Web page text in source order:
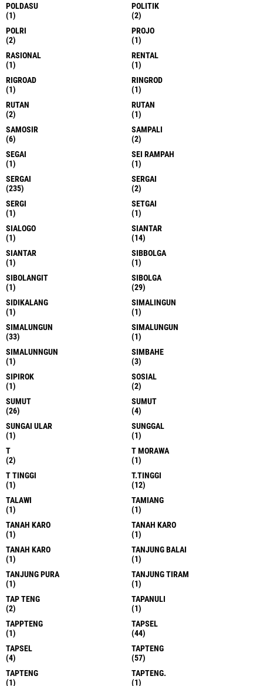
POLDASU
(1)
POLITIK
(2)
POLRI
(2)
PROJO
(1)
RASIONAL
(1)
RENTAL
(1)
RIGROAD
(1)
RINGROD
(1)
RUTAN
(2)
RUTAN
(1)
SAMOSIR
(6)
SAMPALI
(2)
SEGAI
(1)
SEI RAMPAH
(1)
SERGAI
(235)
SERGAI
(2)
SERGI
(1)
SETGAI
(1)
SIALOGO
(1)
SIANTAR
(14)
SIANTAR
(1)
SIBBOLGA
(1)
SIBOLANGIT
(1)
SIBOLGA
(29)
SIDIKALANG
(1)
SIMALINGUN
(1)
SIMALUNGUN
(33)
SIMALUNGUN
(1)
SIMALUNNGUN
(1)
SIMBAHE
(3)
SIPIROK
(1)
SOSIAL
(2)
SUMUT
(26)
SUMUT
(4)
SUNGAI ULAR
(1)
SUNGGAL
(1)
T
(2)
T MORAWA
(1)
T TINGGI
(1)
T.TINGGI
(12)
TALAWI
(1)
TAMIANG
(1)
TANAH KARO
(1)
TANAH KARO
(1)
TANAH KARO
(1)
TANJUNG BALAI
(1)
TANJUNG PURA
(1)
TANJUNG TIRAM
(1)
TAP TENG
(2)
TAPANULI
(1)
TAPPTENG
(1)
TAPSEL
(44)
TAPSEL
(4)
TAPTENG
(57)
TAPTENG
(1)
TAPTENG.
(1)